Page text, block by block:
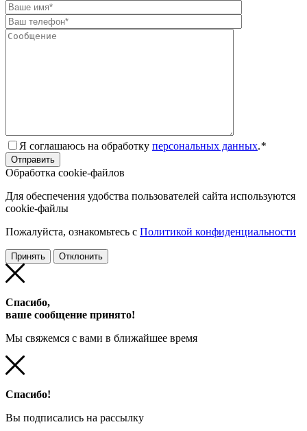
Я соглашаюсь на обработку персональных данных.*
Обработка cookie-файлов
Для обеспечения удобства пользователей сайта используются
cookie-файлы
Пожалуйста, ознакомьтесь с Политикой конфиденциальности
Принять Отклонить
Спасибо,
ваше сообщение принято!
Мы свяжемся с вами в ближайшее время
Спасибо!
Вы подписались на рассылку